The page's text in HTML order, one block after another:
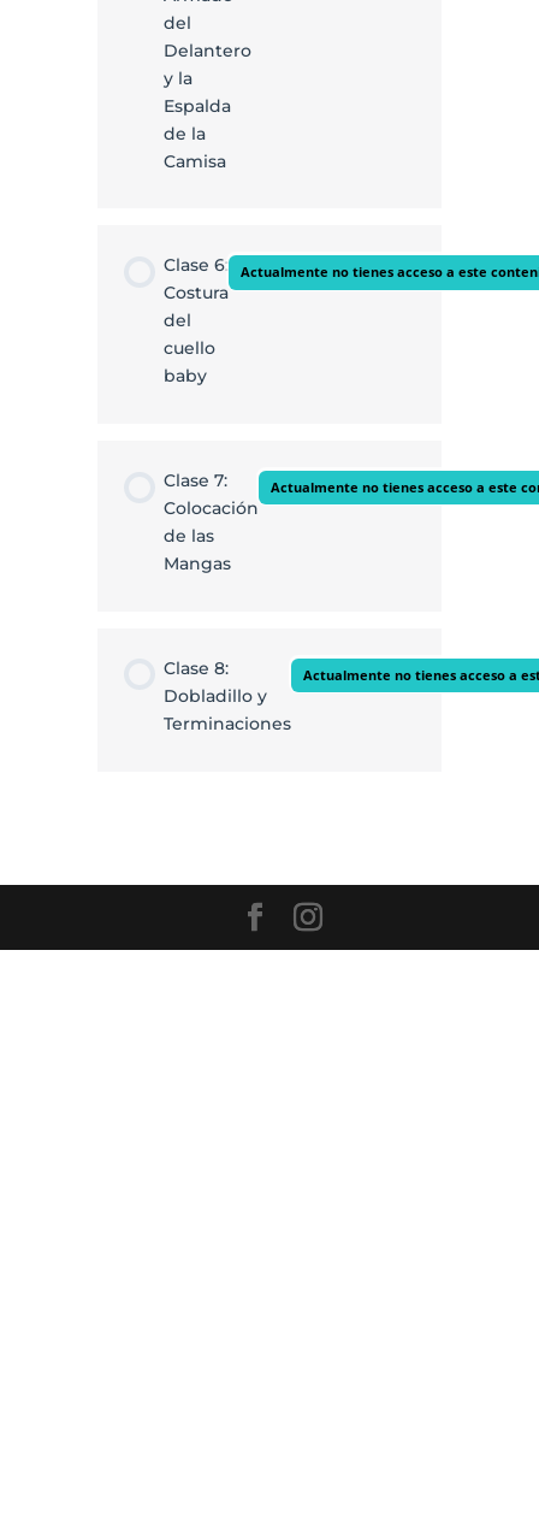
del
Delantero
y la
Espalda
de la
Camisa
Clase 6:
Costura
del
cuello
baby
Actualmente no tienes acceso a este
Clase 7:
Colocación
de las
Mangas
Actualmente no tienes acceso a este
Clase 8:
Dobladillo y
Terminaciones
Actualmente no tienes acceso a